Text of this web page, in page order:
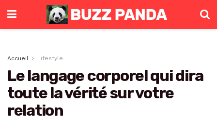
Accueil Lifestyle
Le langage corporel qui dira
toute la vérité sur votre
relation